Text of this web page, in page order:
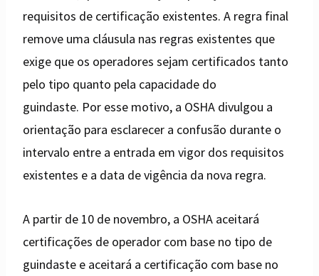
requisitos de certificação existentes. A regra final
remove uma cláusula nas regras existentes que
exige que os operadores sejam certificados tanto
pelo tipo quanto pela capacidade do
guindaste. Por esse motivo, a OSHA divulgou a
orientação para esclarecer a confusão durante o
intervalo entre a entrada em vigor dos requisitos
existentes e a data de vigência da nova regra.
A partir de 10 de novembro, a OSHA aceitará
certificações de operador com base no tipo de
guindaste e aceitará a certificação com base no